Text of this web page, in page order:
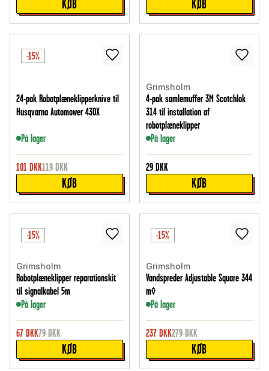
KØB KØB
-15%
24-pak Robotplæneklipperknive til
Husqvarna Automower 430X
På lager
101 DKK119 DKK
KØB
Grimsholm
4-pak samlemuffer 3M Scotchlok
314 til installation af
robotplæneklipper
På lager
29 DKK
KØB
-15%
Grimsholm
Robotplæneklipper reparationskit
til signalkabel 5m
På lager
67 DKK79 DKK
KØB
-15%
Grimsholm
Vandspreder Adjustable Square 344
m²
På lager
237 DKK279 DKK
KØB